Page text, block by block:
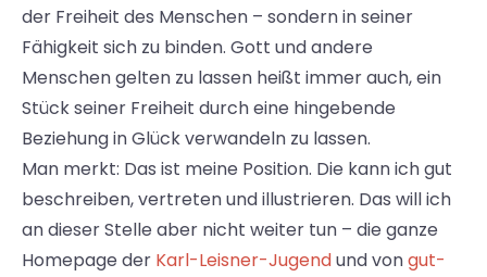
der Freiheit des Menschen – sondern in seiner
Fähigkeit sich zu binden. Gott und andere
Menschen gelten zu lassen heißt immer auch, ein
Stück seiner Freiheit durch eine hingebende
Beziehung in Glück verwandeln zu lassen.
Man merkt: Das ist meine Position. Die kann ich gut
beschreiben, vertreten und illustrieren. Das will ich
an dieser Stelle aber nicht weiter tun – die ganze
Homepage der Karl-Leisner-Jugendund vongut-